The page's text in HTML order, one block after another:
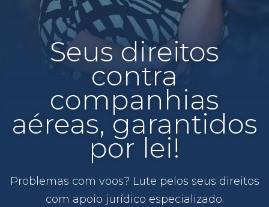
Seus direitos
contra
companhias
aéreas, garantidos
por lei!
Problemas com voos? Lute pelos seus direitos
com apoio jurídico especializado.